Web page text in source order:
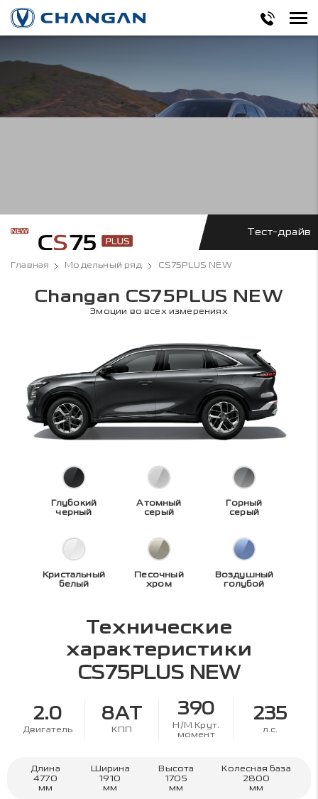
Тест-драйв
Главная Модельный ряд CS75PLUS NEW
Changan CS75PLUS NEW
Эмоции во всех измерениях
Глубокий
черный
Атомный
серый
Горный
серый
Кристальный
белый
Песочный
хром
Воздушный
голубой
Технические
характеристики
CS75PLUS NEW
2.0
Двигатель
8AT
КПП
390
Н/М Крут.
момент
235
л.с.
Длина
4770
мм
Ширина
1910
мм
Высота
1705
мм
Колесная база
2800
мм